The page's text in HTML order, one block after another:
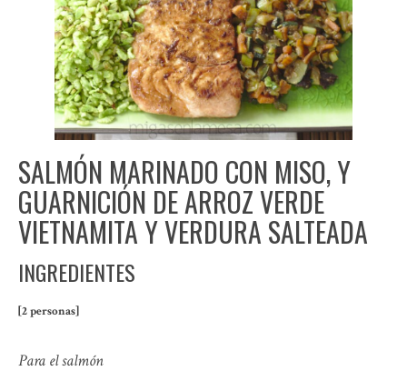
SALMÓN MARINADO CON MISO, Y
GUARNICIÓN DE ARROZ VERDE
VIETNAMITA Y VERDURA SALTEADA
INGREDIENTES
[2 personas]
Para el salmón